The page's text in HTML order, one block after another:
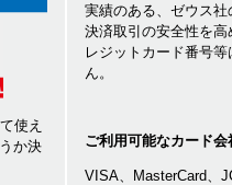
使え
か決
実績のある、ゼウス社
決済取引の安全性を
レジットカード番号
ん。
ご利用可能なカード会
VISA、MasterCard、